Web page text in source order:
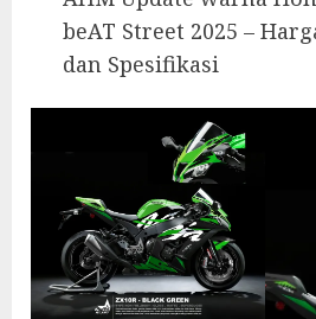
beAT Street 2025 –
dan Spesifikasi